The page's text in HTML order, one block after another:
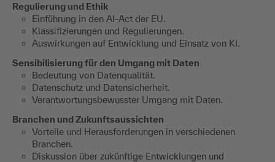
Regulierung und Ethik
Einführung in den AI-Act der EU.
Klassifizierungen und Regulierungen.
Auswirkungen auf Entwicklung und Einsatz von KI.
Sensibilisierung für den Umgang mit Daten
Bedeutung von Datenqualität.
Datenschutz und Datensicherheit.
Verantwortungsbewusster Umgang mit Daten.
Branchen und Zukunftsaussichten
Vorteile und Herausforderungen in verschiedenen
Branchen.
Diskussion über zukünftige Entwicklungen und